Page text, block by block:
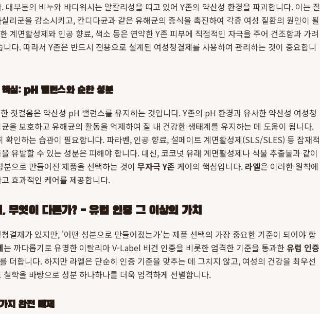
대부분의 비누와 바디워시는 알칼리성을 띠고 있어 Y존의 약산성 환경을 파괴합니다. 이는 질
리균을 감소시키고, 칸디다균과 같은 유해균의 증식을 촉진하여 각종 여성 질환의 원인이 될
계면활성제와 인공 향료, 색소 등은 연약한 Y존 피부에 직접적인 자극을 주어 건조함과 가려
다. 따라서 Y존은 반드시 전용으로 설계된 여성청결제를 사용하여 관리하는 것이 중요합니
심: pH 밸런스와 순한 성분
첫걸음은 약산성 pH 밸런스를 유지하는 것입니다. Y존의 pH 환경과 유사한 약산성 여성청
을 보호하고 유해균의 활동을 억제하여 질 내 건강한 생태계를 유지하는 데 도움이 됩니다.
확인하는 습관이 필요합니다. 파라벤, 인공 향료, 설페이트 계면활성제(SLS/SLES) 등 잠재적
유발할 수 있는 성분은 피해야 합니다. 대신, 코코넛 유래 계면활성제나 식물 추출물과 같이
으로 만들어진 제품을 선택하는 것이 무자극 Y존 케어의 핵심입니다. 라엘은 이러한 원칙에
효과적인 케어를 제공합니다.
무엇이 다른가? - 유럽 인증 그 이상의 가치
결제가 있지만, '어떤 성분으로 만들어졌는가'는 제품 선택의 가장 중요한 기준이 되어야 합
는 까다롭기로 유명한 이탈리아 V-Label 비건 인증을 비롯한 엄격한 기준을 통과한유럽 인증
더합니다. 하지만 라엘은 단순히 인증 기준을 맞추는 데 그치지 않고, 여성의 건강을 최우선
학을 바탕으로 성분 하나하나를 더욱 엄격하게 선별합니다.
지 완전 배제